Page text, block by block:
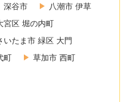
深谷市
八潮市 伊草
宮区 堀の内町
いたま市 緑区 大門
町
草加市 西町